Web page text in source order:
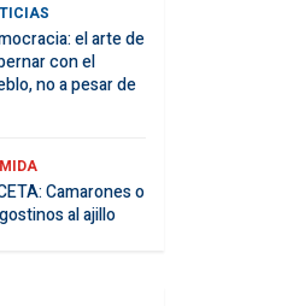
el arte de
con el
no a pesar de
Camarones o
al ajillo